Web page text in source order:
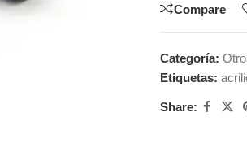
Compare
Categoría:
Etiquetas:
Share: